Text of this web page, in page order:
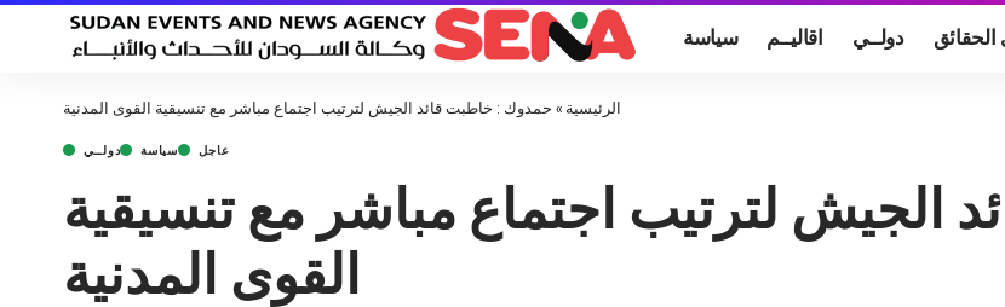
سياسة اقاليــم دولــي
الرئيسية » حمدوك : خاطبت قائد الجيش لترتيب اجتماع مباشر مع تنسيقية القوى المدنية
دولــي سياسة عاجل
الجيش لترتيب اجتماع مباشر مع تنسيقية
القوى المدنية